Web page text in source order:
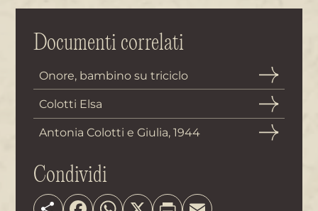
Documenti correlati
Onore, bambino su triciclo
Colotti Elsa
Antonia Colotti e Giulia, 1944
Condividi
ShareFacebookWhatsApp
X PrintEmail